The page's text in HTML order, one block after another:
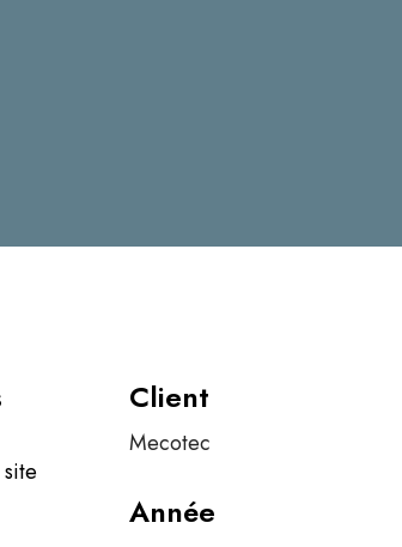
Client
Mecotec
Année